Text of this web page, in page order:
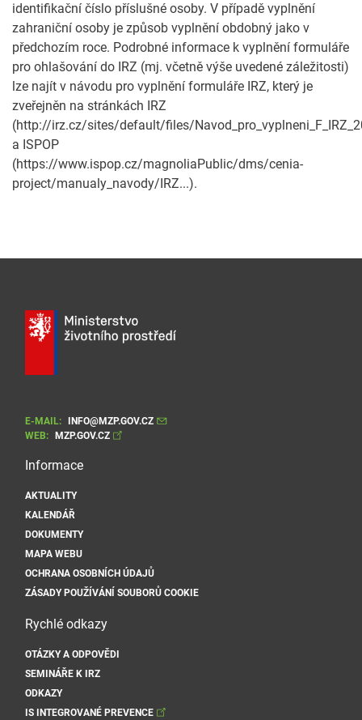
identifikační číslo příslušné osoby. V případě vyplnění
zahraniční osoby je způsob vyplnění obdobný jako v
předchozím roce. Podrobné informace k vyplnění formuláře
pro ohlašování do IRZ (mj. včetně výše uvedené záležitosti)
lze najít v návodu pro vyplnění formuláře IRZ, který je
zveřejněn na stránkách IRZ
(http://irz.cz/sites/default/files/
a ISPOP
(https://www.ispop.cz/magnoliaPublic/dms/cenia-
project/manualy_navody/IRZ...).
E-MAIL:
INFO@MZP.GOV.CZ
WEB:
MZP.GOV.CZ
Informace
AKTUALITY
KALENDÁŘ
DOKUMENTY
MAPA WEBU
OCHRANA OSOBNÍCH ÚDAJŮ
ZÁSADY POUŽÍVÁNÍ SOUBORŮ COOKIE
Rychlé odkazy
OTÁZKY A ODPOVĚDI
SEMINÁŘE K IRZ
ODKAZY
IS INTEGROVANÉ PREVENCE